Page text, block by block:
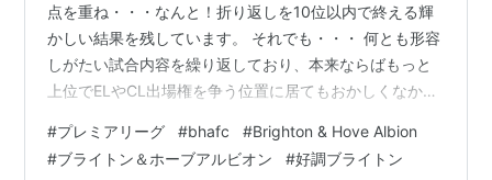
点を重ね・・・なんと！折り返しを10位以内で終える輝
かしい結果を残しています。 それでも・・・ 何とも形容
しがたい試合内容を繰り返しており、本来ならばもっと
上位でELやCL出場権を争う位置に居てもおかしくなかっ
前半戦となりました。 ブライトンの2021－22年プレミア
リーグ前半戦を簡単にまとめておきます。
#プレミアリーグ #bhafc #Brighton & Hove Albion
#ブライトン＆ホーブアルビオン #好調ブライトン